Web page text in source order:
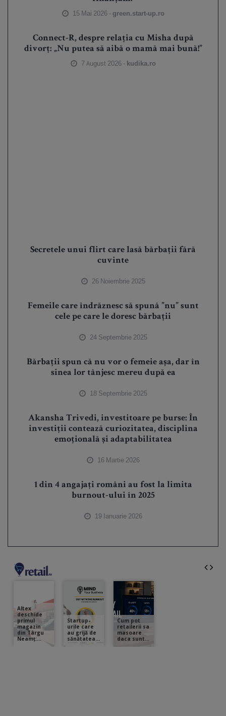
15 Mai 2026 - green.start-up.ro
Connect-R, despre relația cu Misha după
divorț: „Nu putea să aibă o mamă mai bună!”
7 August 2026 - kudika.ro
Secretele unui flirt care lasă bărbații fără
cuvinte
26 Noiembrie 2025
Femeile care îndrăznesc să spună ”nu” sunt
cele pe care le doresc bărbații
24 Septembrie 2025
Bărbații spun că nu vor o femeie așa, dar în
sinea lor tânjesc mereu după ea
18 Septembrie 2025
Akansha Trivedi, investitoare pe burse: În
investiții contează curiozitatea, disciplina
emoțională și adaptabilitatea
16 Martie 2026
1 din 4 angajați români au fost la limita
burnout-ului în 2025
19 Ianuarie 2026